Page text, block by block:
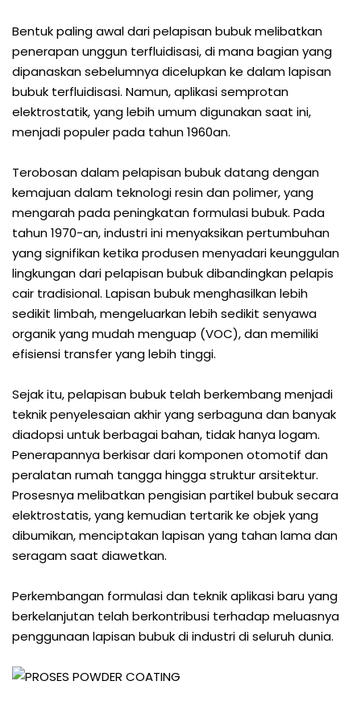
Bentuk paling awal dari pelapisan bubuk melibatkan
penerapan unggun terfluidisasi, di mana bagian yang
dipanaskan sebelumnya dicelupkan ke dalam lapisan
bubuk terfluidisasi. Namun, aplikasi semprotan
elektrostatik, yang lebih umum digunakan saat ini,
menjadi populer pada tahun 1960an.
Terobosan dalam pelapisan bubuk datang dengan
kemajuan dalam teknologi resin dan polimer, yang
mengarah pada peningkatan formulasi bubuk. Pada
tahun 1970-an, industri ini menyaksikan pertumbuhan
yang signifikan ketika produsen menyadari keunggulan
lingkungan dari pelapisan bubuk dibandingkan pelapis
cair tradisional. Lapisan bubuk menghasilkan lebih
sedikit limbah, mengeluarkan lebih sedikit senyawa
organik yang mudah menguap (VOC), dan memiliki
efisiensi transfer yang lebih tinggi.
Sejak itu, pelapisan bubuk telah berkembang menjadi
teknik penyelesaian akhir yang serbaguna dan banyak
diadopsi untuk berbagai bahan, tidak hanya logam.
Penerapannya berkisar dari komponen otomotif dan
peralatan rumah tangga hingga struktur arsitektur.
Prosesnya melibatkan pengisian partikel bubuk secara
elektrostatis, yang kemudian tertarik ke objek yang
dibumikan, menciptakan lapisan yang tahan lama dan
seragam saat diawetkan.
Perkembangan formulasi dan teknik aplikasi baru yang
berkelanjutan telah berkontribusi terhadap meluasnya
penggunaan lapisan bubuk di industri di seluruh dunia.